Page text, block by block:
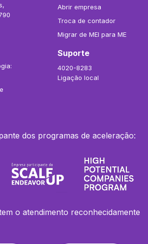
Abrir empresa
Troca de contador
Migrar de MEI para ME
Suporte
4020-8283
Ligação local
dos programas de aceleração:
o atendimento reconhecidamente